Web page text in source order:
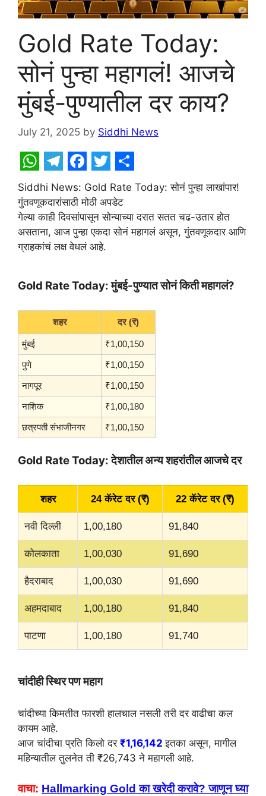
Gold Rate Today:
सोनं पुन्हा महागलं! आजचे
मुंबई-पुण्यातील दर काय?
July 21, 2025 by Siddhi News
W
h
a
t
s
A
p
p
T
e
l
e
g
r
a
m
F
a
c
e
b
o
o
k
T
w
i
t
t
r
S
h
a
r
Siddhi News: Gold Rate Today: सोनं पुन्हा लाखांपार!
गुंतवणूकदारांसाठी मोठी अपडेट
गेल्या काही दिवसांपासून सोन्याच्या दरात सतत चढ-उतार होत
असताना, आज पुन्हा एकदा सोनं महागलं असून, गुंतवणूकदार आणि
ग्राहकांचं लक्ष वेधलं आहे.
Gold Rate Today: मुंबई-पुण्यात सोनं किती महागलं?
शहर दर (₹)
मुंबई ₹1,00,150
पुणे ₹1,00,150
नागपूर ₹1,00,150
नाशिक ₹1,00,180
छत्रपती संभाजीनगर ₹1,00,150
Gold Rate Today:देशातील अन्य शहरांतील आजचे दर
शहर 24 कॅरेट दर (₹) 22 कॅरेट दर (₹)
नवी दिल्ली 1,00,180 91,840
कोलकाता 1,00,030 91,690
हैदराबाद 1,00,030 91,690
अहमदाबाद 1,00,180 91,840
पाटणा 1,00,180 91,740
चांदीही स्थिर पण महाग
चांदीच्या किमतीत फारशी हालचाल नसली तरी दर वाढीचा कल
कायम आहे.
आज चांदीचा प्रति किलो दर ₹1,16,142 इतका असून, मागील
महिन्यातील तुलनेत ती ₹26,743 ने महागली आहे.
वाचा: Hallmarking Gold का खरेदी करावे? जाणून घ्या